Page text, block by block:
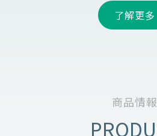
了解更多
商品情報